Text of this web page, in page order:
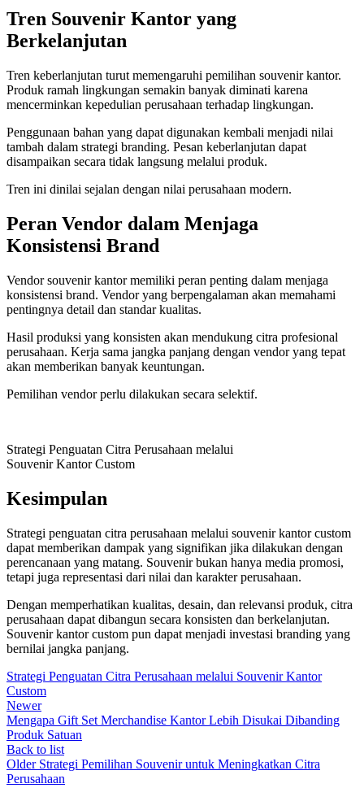
Tren Souvenir Kantor yang
Berkelanjutan
Tren keberlanjutan turut memengaruhi pemilihan souvenir kantor.
Produk ramah lingkungan semakin banyak diminati karena
mencerminkan kepedulian perusahaan terhadap lingkungan.
Penggunaan bahan yang dapat digunakan kembali menjadi nilai
tambah dalam strategi branding. Pesan keberlanjutan dapat
disampaikan secara tidak langsung melalui produk.
Tren ini dinilai sejalan dengan nilai perusahaan modern.
Peran Vendor dalam Menjaga
Konsistensi Brand
Vendor souvenir kantor memiliki peran penting dalam menjaga
konsistensi brand. Vendor yang berpengalaman akan memahami
pentingnya detail dan standar kualitas.
Hasil produksi yang konsisten akan mendukung citra profesional
perusahaan. Kerja sama jangka panjang dengan vendor yang tepat
akan memberikan banyak keuntungan.
Pemilihan vendor perlu dilakukan secara selektif.
Strategi Penguatan Citra Perusahaan melalui
Souvenir Kantor Custom
Kesimpulan
Strategi penguatan citra perusahaan melalui souvenir kantor custom
dapat memberikan dampak yang signifikan jika dilakukan dengan
perencanaan yang matang. Souvenir bukan hanya media promosi,
tetapi juga representasi dari nilai dan karakter perusahaan.
Dengan memperhatikan kualitas, desain, dan relevansi produk, citra
perusahaan dapat dibangun secara konsisten dan berkelanjutan.
Souvenir kantor custom pun dapat menjadi investasi branding yang
bernilai jangka panjang.
Strategi Penguatan Citra Perusahaan melalui Souvenir Kantor
Custom
Newer
Mengapa Gift Set Merchandise Kantor Lebih Disukai Dibanding
Produk Satuan
Back to list
Older Strategi Pemilihan Souvenir untuk Meningkatkan Citra
Perusahaan